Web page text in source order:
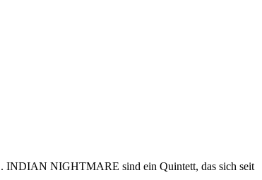
INDIAN NIGHTMARE sind ein Quintett, das sich seit